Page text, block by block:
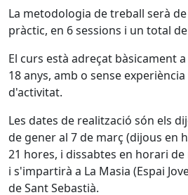
La metodologia de treball serà
pràctic, en 6 sessions i un total
El curs està adreçat bàsicament
18 anys, amb o sense
d'activitat.
Les dates de realització són els
de gener al 7 de març (dijous en
21 hores, i dissabtes en horari
i s'impartirà a La Masia (Espai
de Sant Sebastià.